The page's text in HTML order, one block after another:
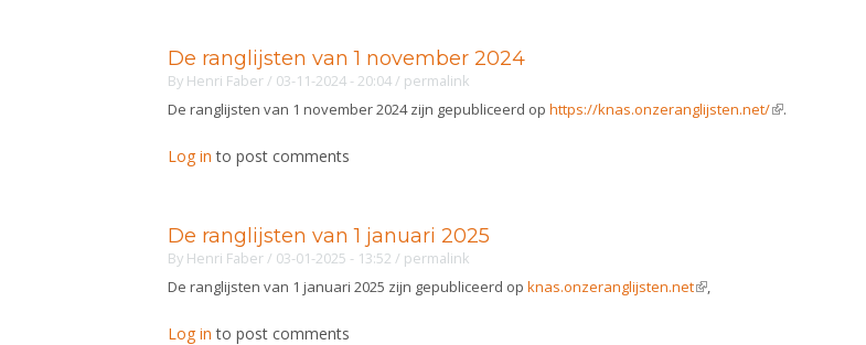
De ranglijsten van 1 november 2024
By Henri Faber/ 03-11-2024 - 20:04/ permalink
De ranglijsten van 1 november 2024 zijn gepubliceerd op https://knas.onzeranglijsten.net/(link is external)
.
Log in to post comments
De ranglijsten van 1 januari 2025
By Henri Faber/ 03-01-2025 - 13:52 / permalink
De ranglijsten van 1 januari 2025 zijn gepubliceerd op knas.onzeranglijsten.net(link is external)
,
Log in to post comments